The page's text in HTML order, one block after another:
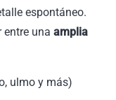
espontáneo.
entre una amplia
ulmo y más)